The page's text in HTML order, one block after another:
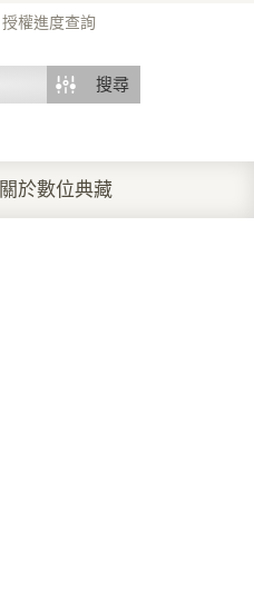
授權進度查詢
搜尋
關於數位典藏